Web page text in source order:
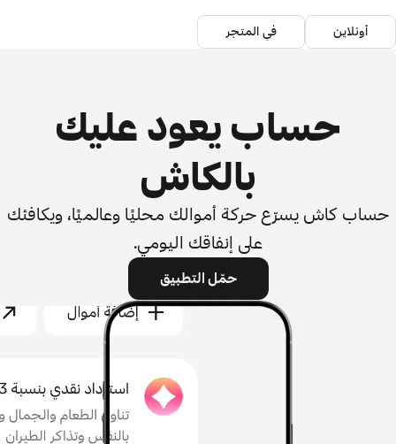
أونلاين في المتجر
حساب يعود عليك
بالكاش
حساب كاش يسرّع حركة أموالك محليًا وعالميًا، ويكافئك
على إنفاقك اليومي.
حمّل التطبيق